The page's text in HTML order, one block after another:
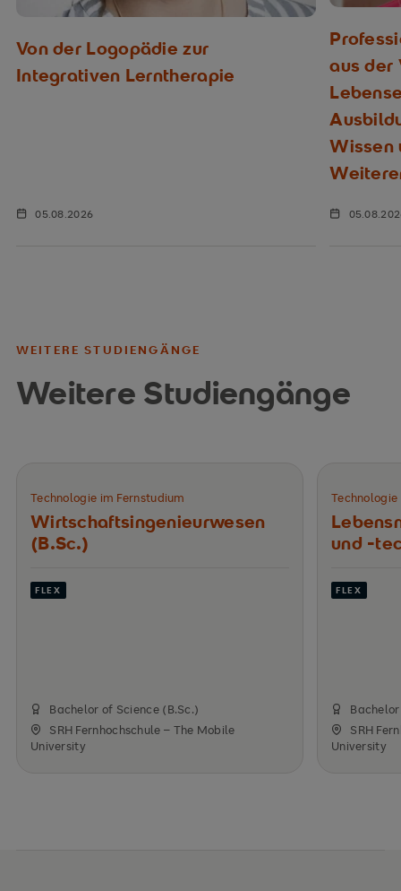
Von der Logopädie zur
Integrativen Lerntherapie
05.08.2026
aus der
Wissen
WEITERE STUDIENGÄNGE
Weitere Studiengänge
Technologie im Fernstudium
Wirtschafts­ingenieurwesen
(B.Sc.)
FLEX
Bachelor of Science (B.Sc.)
SRH Fernhochschule – The Mobile
University
und
FLEX
SRH
University